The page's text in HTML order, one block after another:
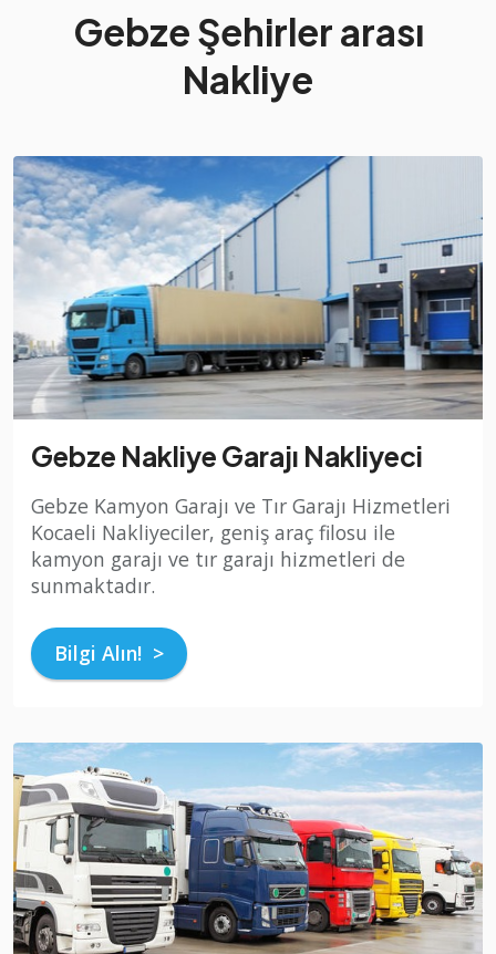
Gebze Şehirler arası
Nakliye
Gebze Nakliye Garajı Nakliyeci
Gebze Kamyon Garajı ve Tır Garajı Hizmetleri
Kocaeli Nakliyeciler, geniş araç filosu ile
kamyon garajı ve tır garajı hizmetleri de
sunmaktadır.
Bilgi Alın! >